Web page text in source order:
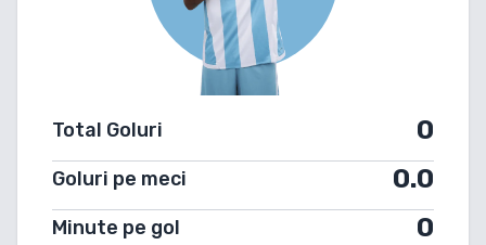
Total Goluri 0
Goluri pe meci 0.0
Minute pe gol 0